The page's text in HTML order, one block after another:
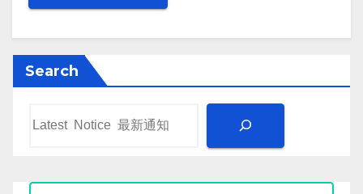
Search